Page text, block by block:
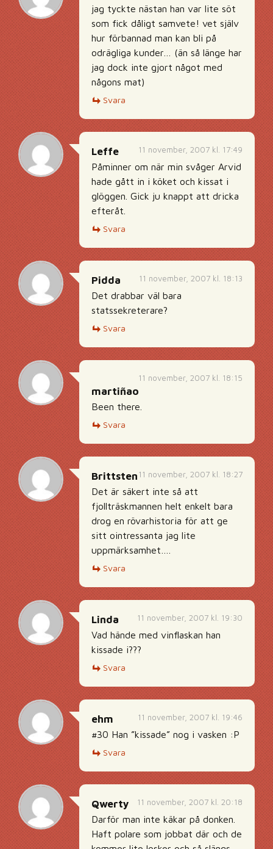
jag tyckte nästan han var lite söt
som fick dåligt samvete! vet själv
hur förbannad man kan bli på
odrägliga kunder… (än så länge har
jag dock inte gjort något med
någons mat)
Svara
11 november, 2007 kl. 17:49
Leffe
Påminner om när min svåger Arvid
hade gått in i köket och kissat i
glöggen. Gick ju knappt att dricka
efteråt.
Svara
11 november, 2007 kl. 18:13
Pidda
Det drabbar väl bara
statssekreterare?
Svara
11 november, 2007 kl. 18:15
martiñao
Been there.
Svara
11 november, 2007 kl. 18:27
Brittsten
Det är säkert inte så att
fjollträskmannen helt enkelt bara
drog en rövarhistoria för att ge
sitt ointressanta jag lite
uppmärksamhet….
Svara
11 november, 2007 kl. 19:30
Linda
Vad hände med vinflaskan han
kissade i???
Svara
11 november, 2007 kl. 19:46
ehm
#30 Han ”kissade” nog i vasken :P
Svara
11 november, 2007 kl. 20:18
Qwerty
Darför man inte käkar på donken.
Haft polare som jobbat där och de